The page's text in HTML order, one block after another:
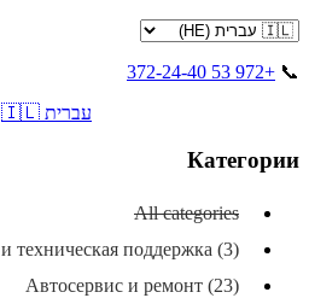
📞
+972 53 372-24-40
🇮🇱 עברית
Категории
All categories
техническая поддержка (3)
Автосервис и ремонт (23)